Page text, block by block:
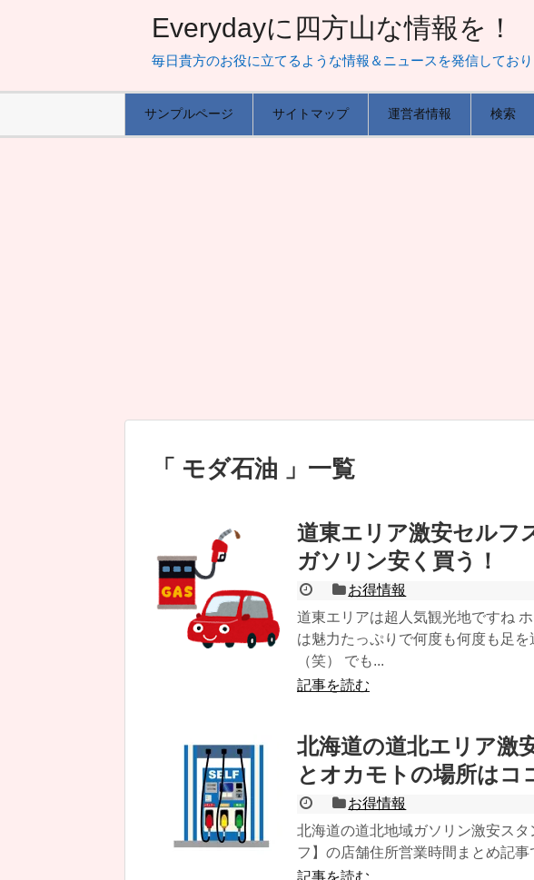
Everydayに四方山な情報を！
毎日貴方のお役に立てるような情報＆ニュースを発信しており
サンプルページ サイトマップ 運営者情報 検索
モダ石油 一覧
道東エリア激安セルフ
ガソリン安く買う！
お得情報
道東エリアは超人気観光地ですね
は魅力たっぷりで何度も何度も足
（笑） でも...
記事を読む
北海道の道北エリア激
とオカモトの場所はコ
お得情報
北海道の道北地域ガソリン激安ス
フ】の店舗住所営業時間まとめ記事
記事を読む